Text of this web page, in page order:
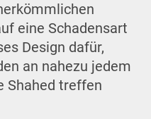
eine Schadensart
Design dafür,
an nahezu jedem
Shahed treffen